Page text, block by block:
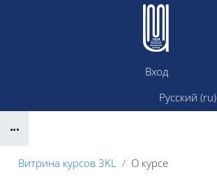
Перейти к основному содержанию
Вход
Русский ‎(ru)‎
Витрина курсов 3KL О курсе